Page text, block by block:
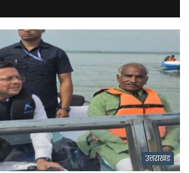
उत्तराखंड